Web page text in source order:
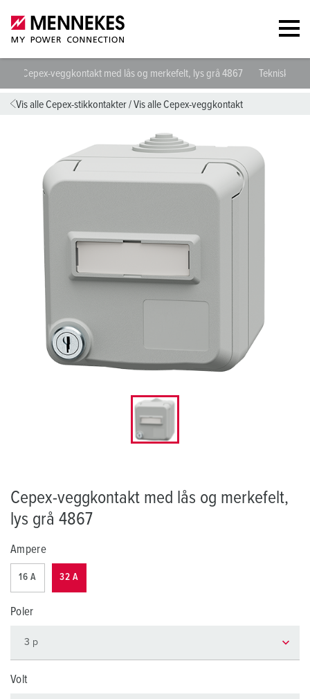
Cepex-veggkontakt med lås og merkefelt, lys grå 4867 Tekniske
Vis alle Cepex-stikkontakter/Vis alle Cepex-veggkontakt
Cepex-veggkontakt med lås og merkefelt,
lys grå 4867
Ampere
16 A 32 A
Poler
Volt